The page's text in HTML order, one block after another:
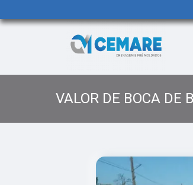
VALOR DE BOCA DE